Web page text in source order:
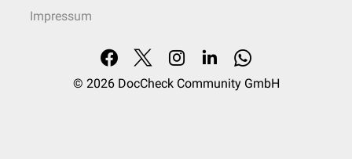
Impressum
© 2026 DocCheck Community GmbH